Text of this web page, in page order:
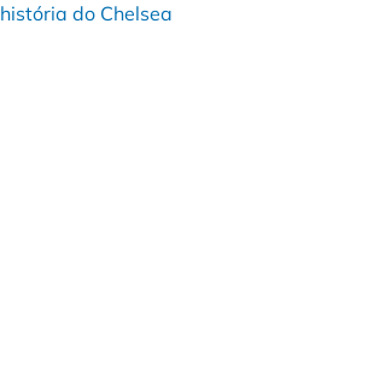
história do Chelsea